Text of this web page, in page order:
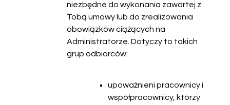
niezbędne do wykonania zawartej z
Tobą umowy lub do zrealizowania
obowiązków ciążących na
Administratorze. Dotyczy to takich
grup odbiorców:
upoważnieni pracownicy i
współpracownicy, którzy